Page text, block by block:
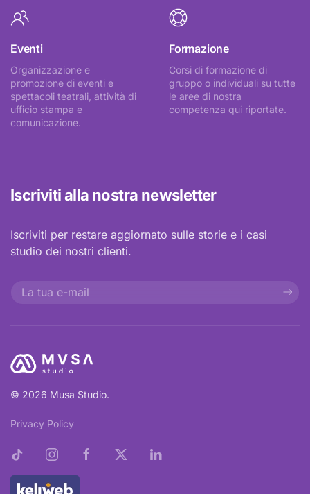
Eventi
Organizzazione e
promozione di eventi e
spettacoli teatrali, attività di
ufficio stampa e
comunicazione.
Formazione
Corsi di formazione di
gruppo o individuali su tutte
le aree di nostra
competenza qui riportate.
Iscriviti alla nostra newsletter
Iscriviti per restare aggiornato sulle storie e i casi
studio dei nostri clienti.
© 2026 Musa Studio.
Privacy Policy